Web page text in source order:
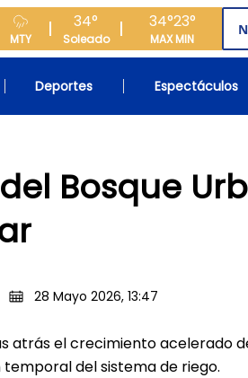
MTY
34°
Soleado
34°
MAX
23°
MIN
Deportes Espectáculos
Bosque
28 Mayo 2026, 13:47
atrás el crecimiento acelerado
del sistema de riego.